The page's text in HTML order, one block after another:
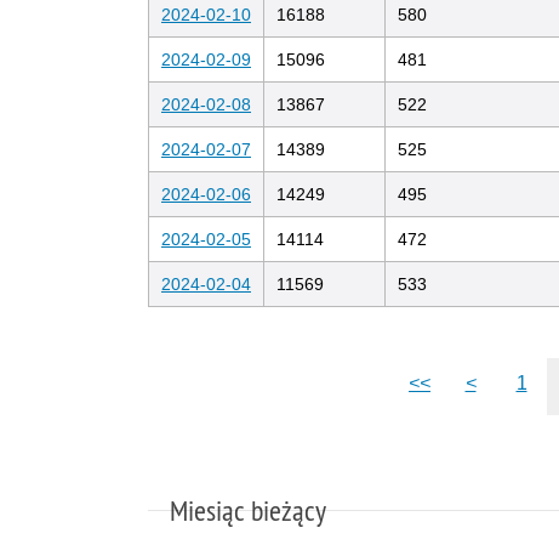
2024-02-10 16188 580
2024-02-09 15096 481
2024-02-08 13867 522
2024-02-07 14389 525
2024-02-06 14249 495
2024-02-05 14114 472
2024-02-04 11569 533
<< < 1
Miesiąc bieżący